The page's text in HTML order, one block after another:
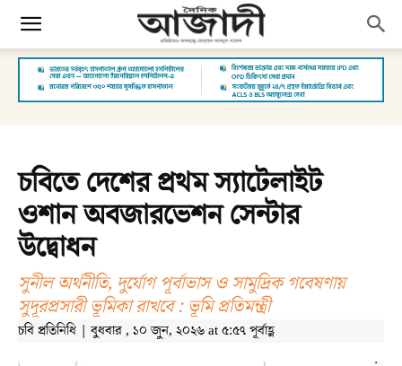
চবিতে দেশের প্রথম স্যাটেলাইট
ওশান অবজারভেশন সেন্টার
উদ্বোধন
সুনীল অর্থনীতি, দুর্যোগ পূর্বাভাস ও সামুদ্রিক গবেষণায়
সুদূরপ্রসারী ভূমিকা রাখবে : ভূমি প্রতিমন্ত্রী
চবি প্রতিনিধি | বুধবার , ১০ জুন, ২০২৬ at ৫:৫৭ পূর্বাহ্ণ